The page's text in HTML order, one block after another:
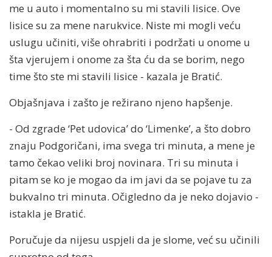
me u auto i momentalno su mi stavili lisice. Ove
lisice su za mene narukvice. Niste mi mogli veću
uslugu učiniti, više ohrabriti i podržati u onome u
šta vjerujem i onome za šta ću da se borim, nego
time što ste mi stavili lisice - kazala je Bratić.
Objašnjava i zašto je režirano njeno hapšenje.
- Od zgrade ‘Pet udovica’ do ‘Limenke’, a što dobro
znaju Podgoričani, ima svega tri minuta, a mene je
tamo čekao veliki broj novinara. Tri su minuta i
pitam se ko je mogao da im javi da se pojave tu za
bukvalno tri minuta. Očigledno da je neko dojavio -
istakla je Bratić.
Poručuje da nijesu uspjeli da je slome, već su učinili